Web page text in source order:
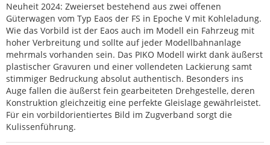
Neuheit 2024: Zweierset bestehend aus zwei offenen
Güterwagen vom Typ Eaos der FS in Epoche V mit Kohleladung.
Wie das Vorbild ist der Eaos auch im Modell ein Fahrzeug mit
hoher Verbreitung und sollte auf jeder Modellbahnanlage
mehrmals vorhanden sein. Das PIKO Modell wirkt dank äußerst
plastischer Gravuren und einer vollendeten Lackierung samt
stimmiger Bedruckung absolut authentisch. Besonders ins
Auge fallen die äußerst fein gearbeiteten Drehgestelle, deren
Konstruktion gleichzeitig eine perfekte Gleislage gewährleistet.
Für ein vorbildorientiertes Bild im Zugverband sorgt die
Kulissenführung.